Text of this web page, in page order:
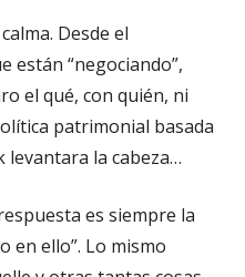
Desde el
están “negociando”,
el qué, con quién, ni
patrimonial basada
levantara la cabeza…
es siempre la
en ello”. Lo mismo